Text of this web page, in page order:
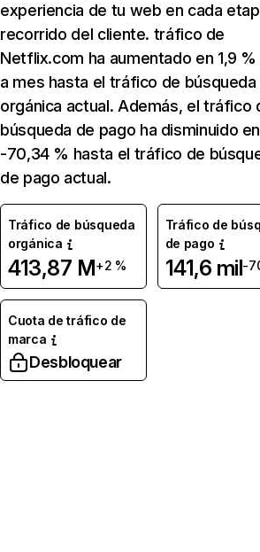
experiencia de tu web en cada
recorrido del cliente. tráfico de
Netflix.com ha aumentado en 1,9
a mes hasta el tráfico de búsqueda
orgánica actual. Además, el tráfico
búsqueda de pago ha disminuido en
-70,34 % hasta el tráfico de
de pago actual.
Tráfico de búsqueda
orgánica
413,87 M+2 %
Tráfico de
de pago
141,6 mil-
Cuota de tráfico de
marca
Desbloquear